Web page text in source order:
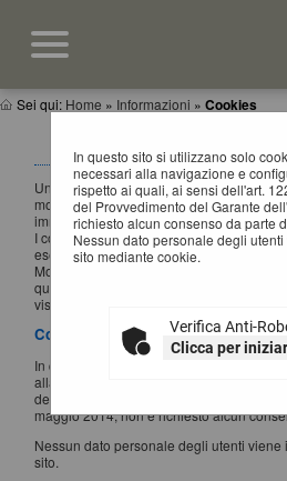
Sei qui: Home » Informazioni » Cookies
In questo sito si utilizzano solo
necessari alla navigazione e
rispetto ai quali, ai sensi dell'art.
del Provvedimento del Garante
richiesto alcun consenso da parte
Nessun dato personale degli
sito mediante cookie.
Verifica Anti-
Clicca per
INFORMATIVA SUI
Un "cookie" è un piccolo file di testo
momento in cui questo accede ad un
immagazzinare e trasportare informazioni.
I cookie sono inviati da un server web
esecuzione il sito web visitato) al
Mozilla Firefox, Google Chrome, ecc.) e
quest'ultimo; vengono, quindi, re-inviati al
visite successive.
Cookies utilizzati
In questo sito si utilizzano solo cookie
alla navigazione e configurazione del
dell'art. 122 del codice privacy e del
maggio 2014, non è richiesto alcun
Nessun dato personale degli utenti
sito.